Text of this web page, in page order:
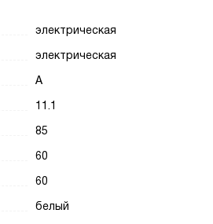
электрическая
электрическая
A
11.1
85
60
60
белый